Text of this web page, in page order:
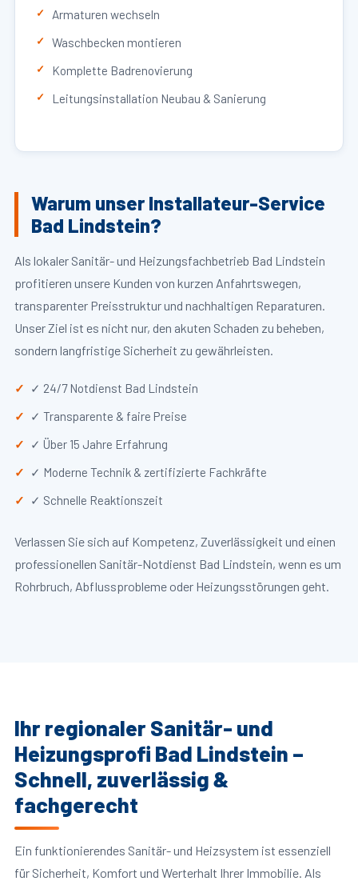
Armaturen wechseln
Waschbecken montieren
Komplette Badrenovierung
Leitungsinstallation Neubau & Sanierung
Warum unser Installateur-Service
Bad Lindstein?
Als lokaler Sanitär- und Heizungsfachbetrieb Bad Lindstein
profitieren unsere Kunden von kurzen Anfahrtswegen,
transparenter Preisstruktur und nachhaltigen Reparaturen.
Unser Ziel ist es nicht nur, den akuten Schaden zu beheben,
sondern langfristige Sicherheit zu gewährleisten.
✓ 24/7 Notdienst Bad Lindstein
✓ Transparente & faire Preise
✓ Über 15 Jahre Erfahrung
✓ Moderne Technik & zertifizierte Fachkräfte
✓ Schnelle Reaktionszeit
Verlassen Sie sich auf Kompetenz, Zuverlässigkeit und einen
professionellen Sanitär-Notdienst Bad Lindstein, wenn es um
Rohrbruch, Abflussprobleme oder Heizungsstörungen geht.
Ihr regionaler Sanitär- und
Heizungsprofi Bad Lindstein –
Schnell, zuverlässig &
fachgerecht
Ein funktionierendes Sanitär- und Heizsystem ist essenziell
für Sicherheit, Komfort und Werterhalt Ihrer Immobilie. Als